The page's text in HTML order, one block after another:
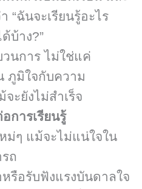
“ฉันจะเรียนรู้อะไร
บ้าง?”
นการ ไม่ใช่แค่
ภูมิใจกับความ
ะยังไม่สำเร็จ
การเรียนรู้
ม่ๆ แม้จะไม่แน่ใจใน
ถ
รือรับฟังแรงบันดาลใจ